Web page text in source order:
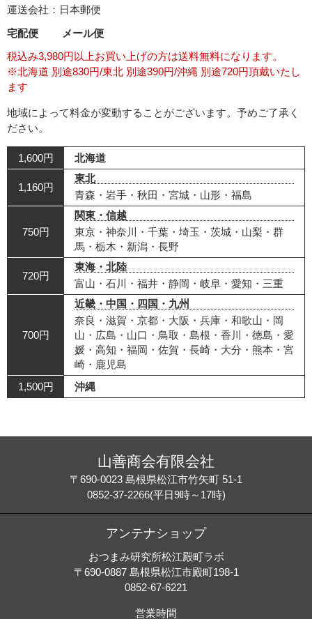
運送会社：日本郵便
宅配便
メール便
税込み3,980円以上お買い上げの方は送料無料になります。
※北海道 別途830円/東北 別途390円/沖縄 別途720円頂戴いたし
ます
地域によって料金が変動することがございます。予めご了承く
ださい。
1,600円 北海道
1,160円
東北
青森・岩手・秋田・宮城・山形・福島
750円
関東・信越
東京・神奈川・千葉・埼玉・茨城・山梨・群
馬・栃木・新潟・長野
720円
東海・北陸
富山・石川・福井・静岡・岐阜・愛知・三重
700円
近畿・中国・四国・九州
奈良・滋賀・京都・大阪・兵庫・和歌山・岡
山・広島・山口・鳥取・島根・香川・徳島・愛
媛・高知・福岡・佐賀・長崎・大分・熊本・宮
崎・鹿児島
1,500円
沖縄
山善商会有限会社
〒690-0023 島根県松江市竹矢町 51-1
0852-37-2266(平日9時～17時)
アンテナショップ
おつまみ研究所松江殿町ラボ
〒690-0887 島根県松江市殿町198-1
0852-67-6221
営業時間